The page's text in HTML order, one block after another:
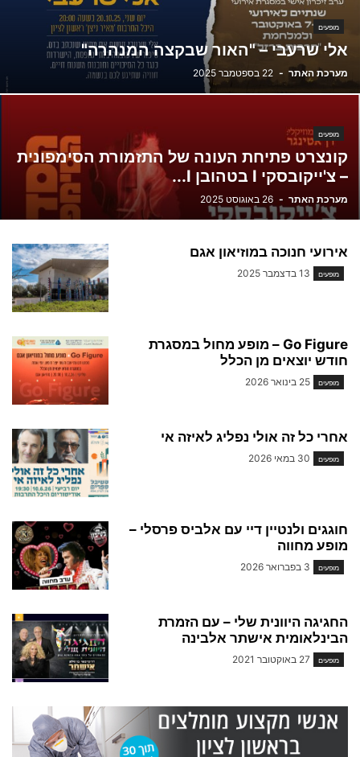
מופעים
אלי שרעבי – "האור שבקצה המנהרה"
מערכת האתר - 22 בספטמבר 2025
מופעים
קונצרט פתיחת העונה של התזמורת הסימפונית
– צ'ייקובסקי I בטהובן I...
מערכת האתר - 26 באוגוסט 2025
אירועי חנוכה במוזיאון אגם
מופעים 13 בדצמבר 2025
Go Figure – מופע מחול במסגרת
חודש יוצאים מן הכלל
מופעים 25 בינואר 2026
אחרי כל זה אולי נפליג לאיזה אי
מופעים 30 במאי 2026
חוגגים ולנטיין דיי עם אלביס פרסלי –
מופע מחווה
מופעים 3 בפברואר 2026
החגיגה היוונית שלי – עם הזמרת
הבינלאומית אישתר אלבינה
מופעים 27 באוקטובר 2021